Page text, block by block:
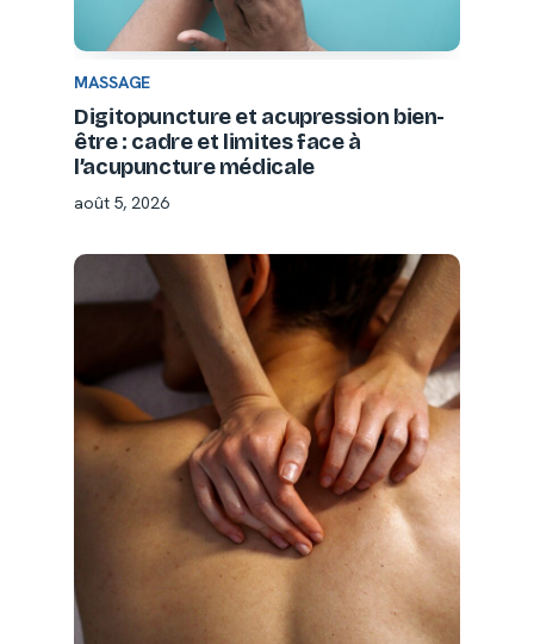
MASSAGE
Digitopuncture et acupression bien-
être : cadre et limites face à
l’acupuncture médicale
août 5, 2026